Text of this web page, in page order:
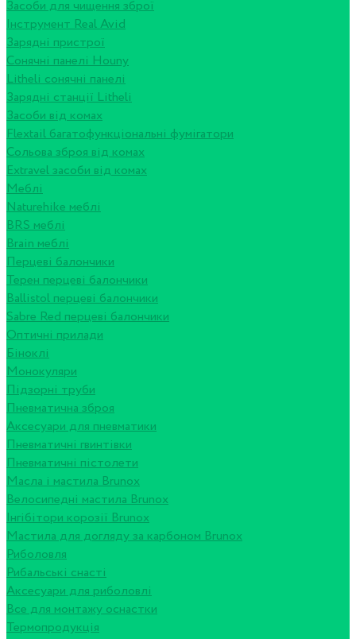
Засоби для чищення зброї
Інструмент Real Avid
Зарядні пристрої
Сонячні панелі Houny
Litheli сонячні панелі
Зарядні станції Litheli
Засоби від комах
Flextail багатофункціональні фумігатори
Сольова зброя від комах
Extravel засоби від комах
Меблі
Naturehike меблі
BRS меблі
Brain меблі
Перцеві балончики
Терен перцеві балончики
Ballistol перцеві балончики
Sabre Red перцеві балончики
Оптичні прилади
Біноклі
Монокуляри
Підзорні труби
Пневматична зброя
Аксесуари для пневматики
Пневматичні гвинтівки
Пневматичні пістолети
Масла і мастила Brunox
Велосипедні мастила Brunox
Інгібітори корозії Brunox
Мастила для догляду за карбоном Brunox
Риболовля
Рибальські снасті
Аксесуари для риболовлі
Все для монтажу оснастки
Термопродукція